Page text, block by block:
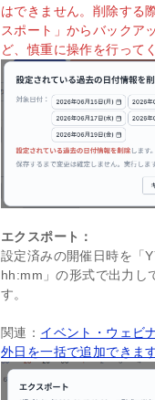
はできません。削除する
スポート」からバックア
ど、慎重に操作を行って
エクスポート：
設定済みの開催日時を「
hh:mm」の形式で出力し
す。
関連： イベント・ウェビ
外日を一括で追加できま